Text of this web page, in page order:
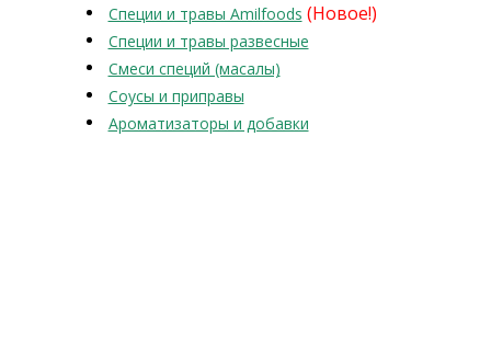
Специи и травы Amilfoods (Новое!)
Специи и травы развесные
Смеси специй (масалы)
Соусы и приправы
Ароматизаторы и добавки